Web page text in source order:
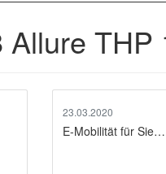
Allure THP
23.03.2020
E-Mobilität für Sie…